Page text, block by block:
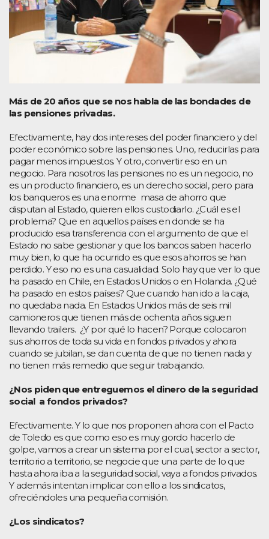
Más de 20 años que se nos habla de las bondades de
las pensiones privadas.
Efectivamente, hay dos intereses del poder financiero y del
poder económico sobre las pensiones. Uno, reducirlas para
pagar menos impuestos. Y otro, convertir eso en un
negocio. Para nosotros las pensiones no es un negocio, no
es un producto financiero, es un derecho social, pero para
los banqueros es una enorme masa de ahorro que
disputan al Estado, quieren ellos custodiarlo. ¿Cuál es el
problema? Que en aquellos países en donde se ha
producido esa transferencia con el argumento de que el
Estado no sabe gestionar y que los bancos saben hacerlo
muy bien, lo que ha ocurrido es que esos ahorros se han
perdido. Y eso no es una casualidad. Solo hay que ver lo que
ha pasado en Chile, en Estados Unidos o en Holanda. ¿Qué
ha pasado en estos países? Que cuando han ido a la caja,
no quedaba nada. En Estados Unidos más de seis mil
camioneros que tienen más de ochenta años siguen
llevando trailers. ¿Y por qué lo hacen? Porque colocaron
sus ahorros de toda su vida en fondos privados y ahora
cuando se jubilan, se dan cuenta de que no tienen nada y
no tienen más remedio que seguir trabajando.
¿Nos piden que entreguemos el dinero de la seguridad
social a fondos privados?
Efectivamente. Y lo que nos proponen ahora con el Pacto
de Toledo es que como eso es muy gordo hacerlo de
golpe, vamos a crear un sistema por el cual, sector a sector,
territorio a territorio, se negocie que una parte de lo que
hasta ahora iba a la seguridad social, vaya a fondos privados.
Y además intentan implicar con ello a los sindicatos,
ofreciéndoles una pequeña comisión.
¿Los sindicatos?